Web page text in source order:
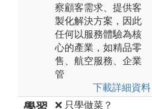
察顧客需求、提供客
製化解決方案，因此
任何以服務體驗為核
心的產業，如精品零
售、航空服務、企業
管
下載詳細資料
❌ 只學做菜？